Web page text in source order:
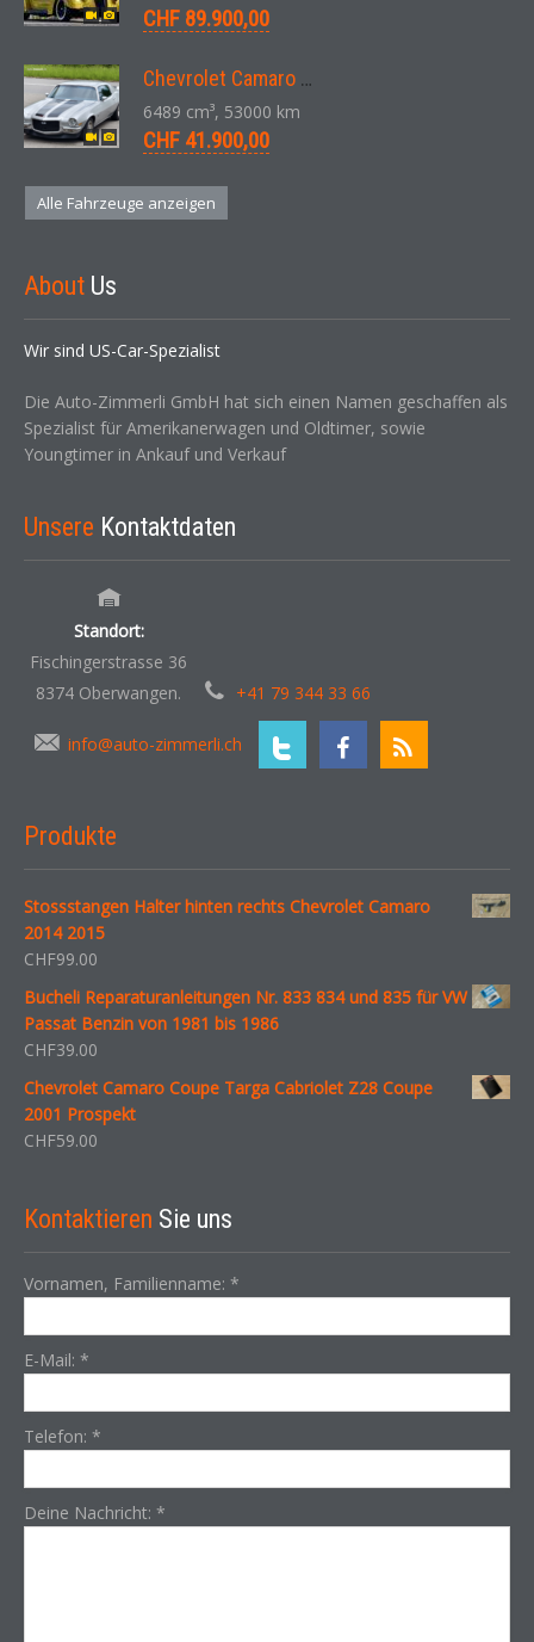
CHF 89.900,00
Chevrolet Camaro SS 396 LS3 Coupe Aut. 1971
6489 cm³, 53000 km
CHF 41.900,00
Alle Fahrzeuge anzeigen
About Us
Wir sind US-Car-Spezialist
Die Auto-Zimmerli GmbH hat sich einen Namen geschaffen als
Spezialist für Amerikanerwagen und Oldtimer, sowie
Youngtimer in Ankauf und Verkauf
Unsere Kontaktdaten
Standort:
Fischingerstrasse 36
8374 Oberwangen.
+41 79 344 33 66
info@auto-zimmerli.ch
Produkte
Stossstangen Halter hinten rechts Chevrolet Camaro
2014 2015
CHF99.00
Bucheli Reparaturanleitungen Nr. 833 834 und 835 für VW
Passat Benzin von 1981 bis 1986
CHF39.00
Chevrolet Camaro Coupe Targa Cabriolet Z28 Coupe
2001 Prospekt
CHF59.00
Kontaktieren Sie uns
Vornamen, Familienname: *
E-Mail: *
Telefon: *
Deine Nachricht: *